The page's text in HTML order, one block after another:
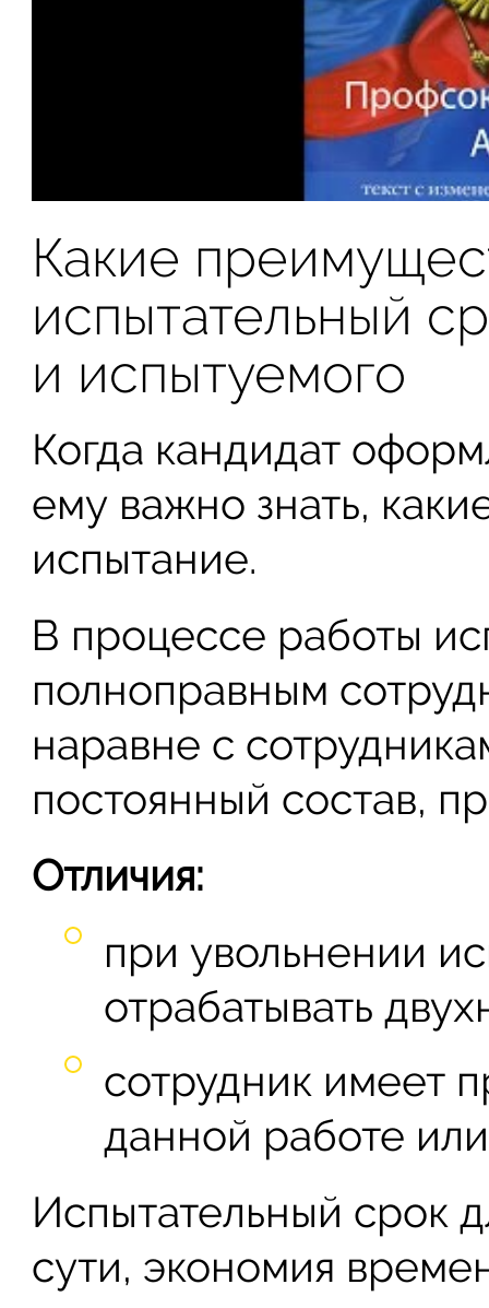
Какие
испытательный
и испытуемого
Когда кандидат
ему важно знать,
испытание.
В процессе работы
полноправным
наравне с
постоянный состав,
Отличия:
при увольнении
отрабатывать
сотрудник имеет
данной работе
Испытательный срок
сути, экономия